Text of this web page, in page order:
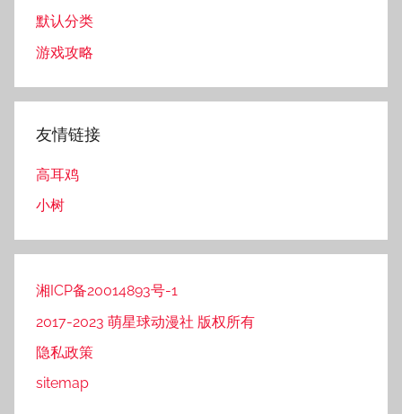
默认分类
游戏攻略
友情链接
高耳鸡
小树
湘ICP备20014893号-1
2017-2023 萌星球动漫社 版权所有
隐私政策
sitemap